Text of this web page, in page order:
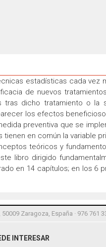
estadísticas cada vez
de nuevos
dicho tratamiento o la
los efectos
preventiva que se
en común la variable
teóricos y
libro dirigido
en 14 capítulos; en los 6
Zaragoza, España · 976 761
INTERESAR